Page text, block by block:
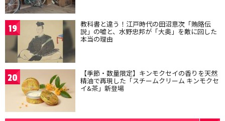
19 教科書と違う！江戸時代の田沼意次「賄賂伝
説」の嘘と、水野忠邦が「大奥」を敵に回した
本当の理由
20 【季節・数量限定】キンモクセイの香りを天然
精油で再現した「スチームクリーム キンモクセ
イ&茶」新登場